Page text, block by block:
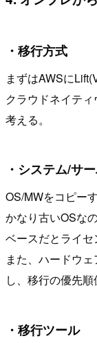
・移行方式
まずはAWSに
クラウドネイテ
考える。
・システム/サ
OS/MWをコピー
かなり古いOSな
ベースだとライセ
また、ハードウ
し、移行の優先順
・移行ツール